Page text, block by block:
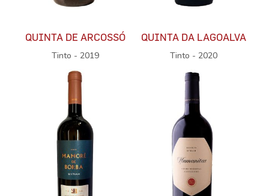
QUINTA DE ARCOSSÓ
Tinto - 2019
QUINTA DA LAGOALVA
Tinto - 2020